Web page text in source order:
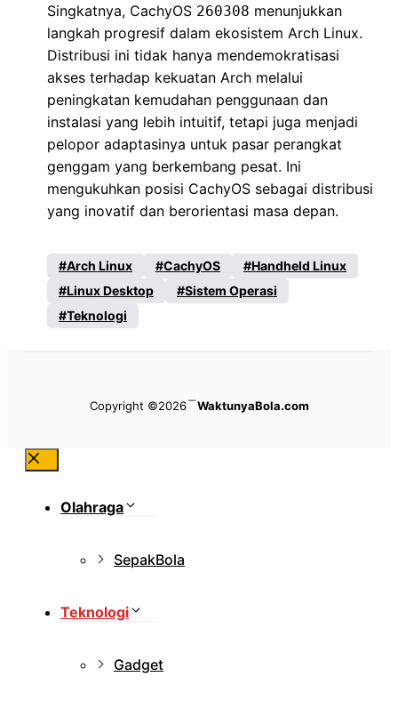
Singkatnya, CachyOS 260308 menunjukkan
langkah progresif dalam ekosistem Arch Linux.
Distribusi ini tidak hanya mendemokratisasi
akses terhadap kekuatan Arch melalui
peningkatan kemudahan penggunaan dan
instalasi yang lebih intuitif, tetapi juga menjadi
pelopor adaptasinya untuk pasar perangkat
genggam yang berkembang pesat. Ini
mengukuhkan posisi CachyOS sebagai distribusi
yang inovatif dan berorientasi masa depan.
Arch Linux CachyOS
Handheld Linux
Linux Desktop
Sistem Operasi
Teknologi
Copyright ©2026 WaktunyaBola.com
Close
Olahraga
SepakBola
Teknologi
Gadget